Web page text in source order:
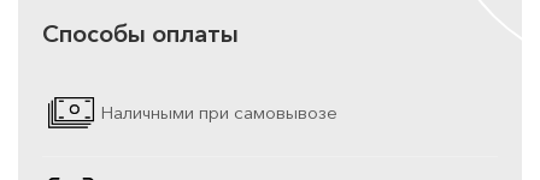
Способы оплаты
Наличными при самовывозе